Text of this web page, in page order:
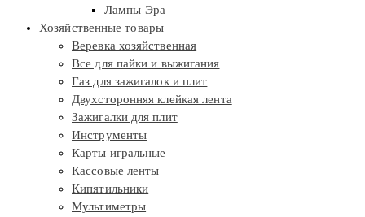
Лампы Эра
Хозяйственные товары
Веревка хозяйственная
Все для пайки и выжигания
Газ для зажигалок и плит
Двухсторонняя клейкая лента
Зажигалки для плит
Инструменты
Карты игральные
Кассовые ленты
Кипятильники
Мультиметры